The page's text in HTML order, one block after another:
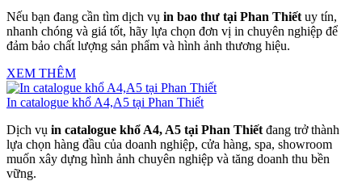
Nếu bạn đang cần tìm dịch vụ in bao thư tại Phan Thiết uy tín,
nhanh chóng và giá tốt, hãy lựa chọn đơn vị in chuyên nghiệp để
đảm bảo chất lượng sản phẩm và hình ảnh thương hiệu.
XEM THÊM
In catalogue khổ A4,A5 tại Phan Thiết
Dịch vụ in catalogue khổ A4, A5 tại Phan Thiết đang trở thành
lựa chọn hàng đầu của doanh nghiệp, cửa hàng, spa, showroom
muốn xây dựng hình ảnh chuyên nghiệp và tăng doanh thu bền
vững.